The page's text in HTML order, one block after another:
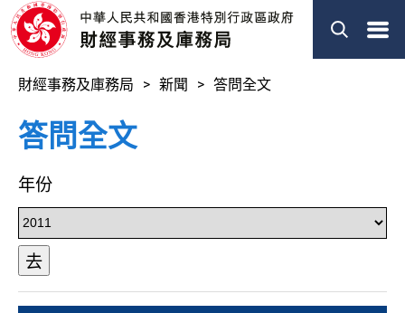
菜
財經事務及庫務局 新聞 答問全文
答問全文
年份
去